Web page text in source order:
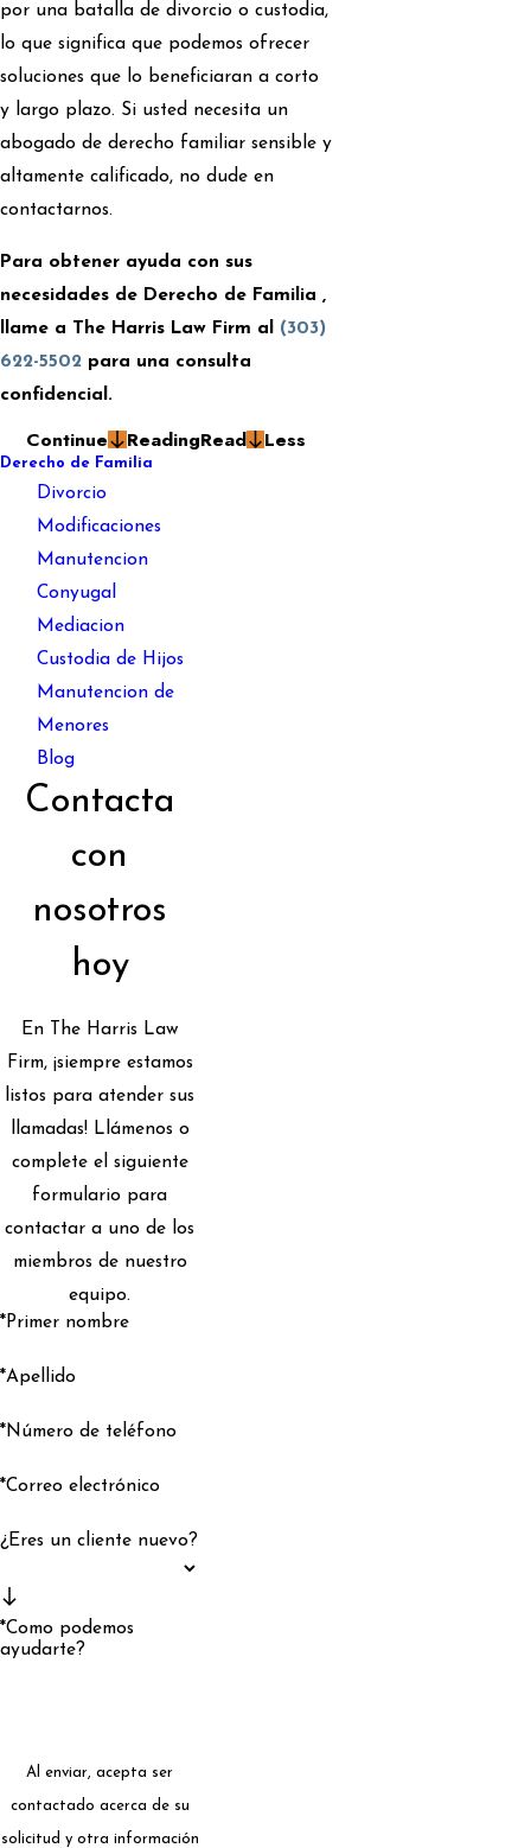
por una batalla de divorcio o custodia,
lo que significa que podemos ofrecer
soluciones que lo beneficiaran a corto
y largo plazo. Si usted necesita un
abogado de derecho familiar sensible y
altamente calificado, no dude en
contactarnos.
Para obtener ayuda con sus
necesidades de Derecho de Familia ,
llame a The Harris Law Firm al (303)
622-5502 para una consulta
confidencial.
Continue ReadingRead Less
Derecho de Familia
Divorcio
Modificaciones
Manutencion
Conyugal
Mediacion
Custodia de Hijos
Manutencion de
Menores
Blog
Contacta
con
nosotros
hoy
En The Harris Law
Firm, ¡siempre estamos
listos para atender sus
llamadas! Llámenos o
complete el siguiente
formulario para
contactar a uno de los
miembros de nuestro
equipo.
*Primer nombre
*Apellido
*Número de teléfono
*Correo electrónico
¿Eres un cliente nuevo?
*Como podemos
ayudarte?
Al enviar, acepta ser
contactado acerca de su
solicitud y otra información